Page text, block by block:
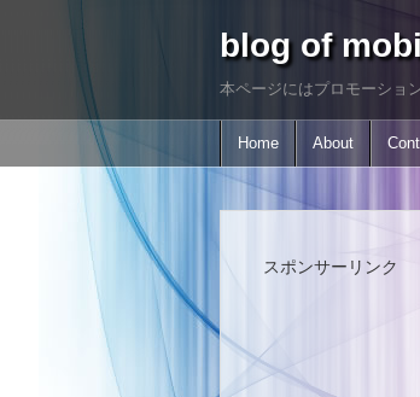
blog of
本ページにはプロモーショ
Home About
スポンサーリンク